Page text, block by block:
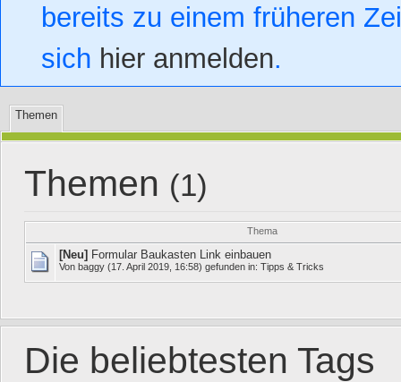
bereits zu einem früheren
sich hier anmelden.
Themen
Themen (1)
Thema
[Neu] Formular Baukasten Link einbauen
Von baggy (17. April 2019, 16:58) gefunden in: Tipps & Tricks
Die beliebtesten Tags